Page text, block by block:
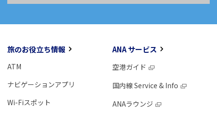
旅のお役立ち情報
ATM
ナビゲーションアプリ
Wi-Fiスポット
ANA サービス
空港ガイド
国内線 Service & Info
ANAラウンジ